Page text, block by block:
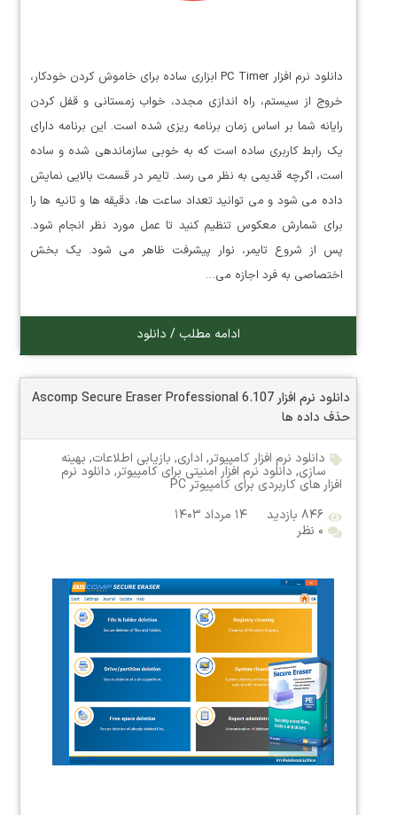
دانلود نرم افزار PC Timer ابزاری ساده برای خاموش کردن خودکار،
خروج از سیستم، راه اندازی مجدد، خواب زمستانی و قفل کردن
رایانه شما بر اساس زمان برنامه ریزی شده است. این برنامه دارای
یک رابط کاربری ساده است که به خوبی سازماندهی شده و ساده
است، اگرچه قدیمی به نظر می رسد. تایمر در قسمت بالایی نمایش
داده می شود و می توانید تعداد ساعت ها، دقیقه ها و ثانیه ها را
برای شمارش معکوس تنظیم کنید تا عمل مورد نظر انجام شود.
پس از شروع تایمر، نوار پیشرفت ظاهر می شود. یک بخش
اختصاصی به فرد اجازه می…
ادامه مطلب / دانلود
دانلود نرم افزار Ascomp Secure Eraser Professional 6.107
حذف داده ها
دانلود نرم افزار کامپیوتر, اداری, بازیابی اطلاعات, بهینه
سازی, دانلود نرم افزار امنیتی برای کامپیوتر, دانلود نرم
افزار های کاربردی برای کامپیوتر PC
۸۴۶ بازدید
۱۴ مرداد ۱۴۰۳
۰ نظر